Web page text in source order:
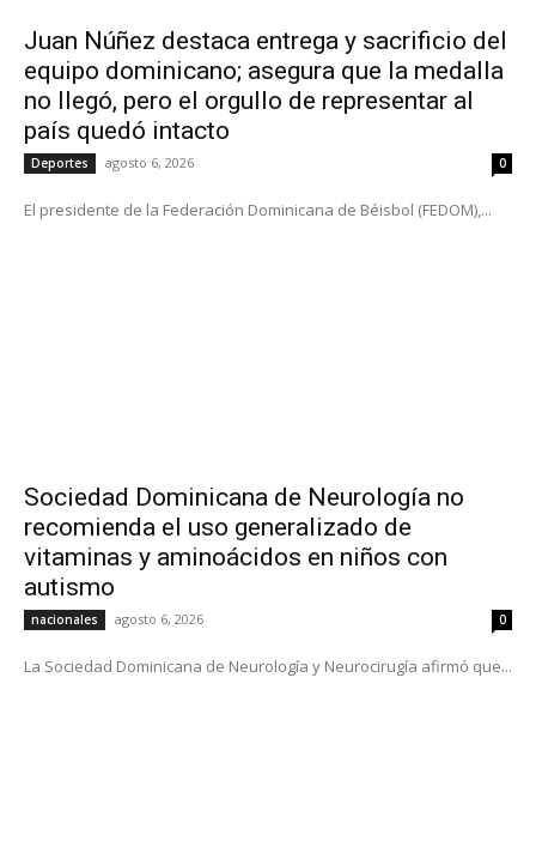
Juan Núñez destaca entrega y sacrificio del
equipo dominicano; asegura que la medalla
no llegó, pero el orgullo de representar al
país quedó intacto
Deportes agosto 6, 2026 0
El presidente de la Federación Dominicana de Béisbol (FEDOM),...
Sociedad Dominicana de Neurología no
recomienda el uso generalizado de
vitaminas y aminoácidos en niños con
autismo
nacionales agosto 6, 2026 0
La Sociedad Dominicana de Neurología y Neurocirugía afirmó que...